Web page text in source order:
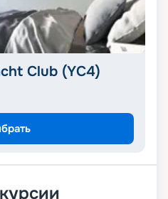
Club (YC4)